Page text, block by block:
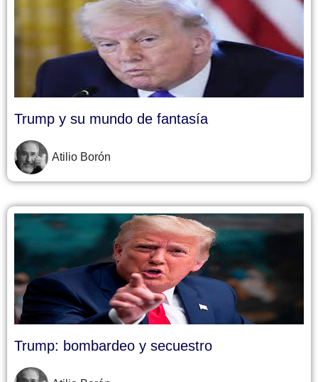
Trump y su mundo de fantasía
Atilio Borón
Trump: bombardeo y secuestro